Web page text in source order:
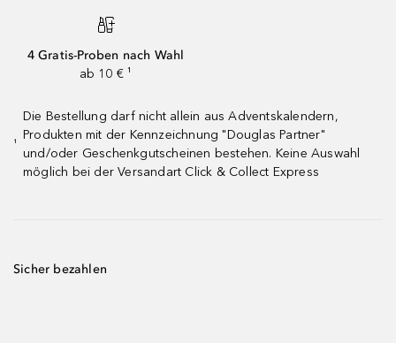
4 Gratis-Proben nach Wahl
ab 10 € ¹
¹
Die Bestellung darf nicht allein aus Adventskalendern,
Produkten mit der Kennzeichnung "Douglas Partner"
und/oder Geschenkgutscheinen bestehen. Keine Auswahl
möglich bei der Versandart Click & Collect Express
Sicher bezahlen